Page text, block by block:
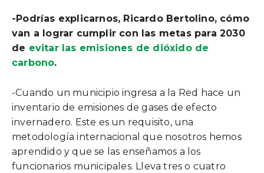
-Podrías explicarnos, Ricardo Bertolino, cómo
van a lograr cumplir con las metas para 2030
de evitar las emisiones de dióxido de
carbono.
-Cuando un municipio ingresa a la Red hace un
inventario de emisiones de gases de efecto
invernadero. Este es un requisito, una
metodología internacional que nosotros hemos
aprendido y que se las enseñamos a los
funcionarios municipales. Lleva tres o cuatro